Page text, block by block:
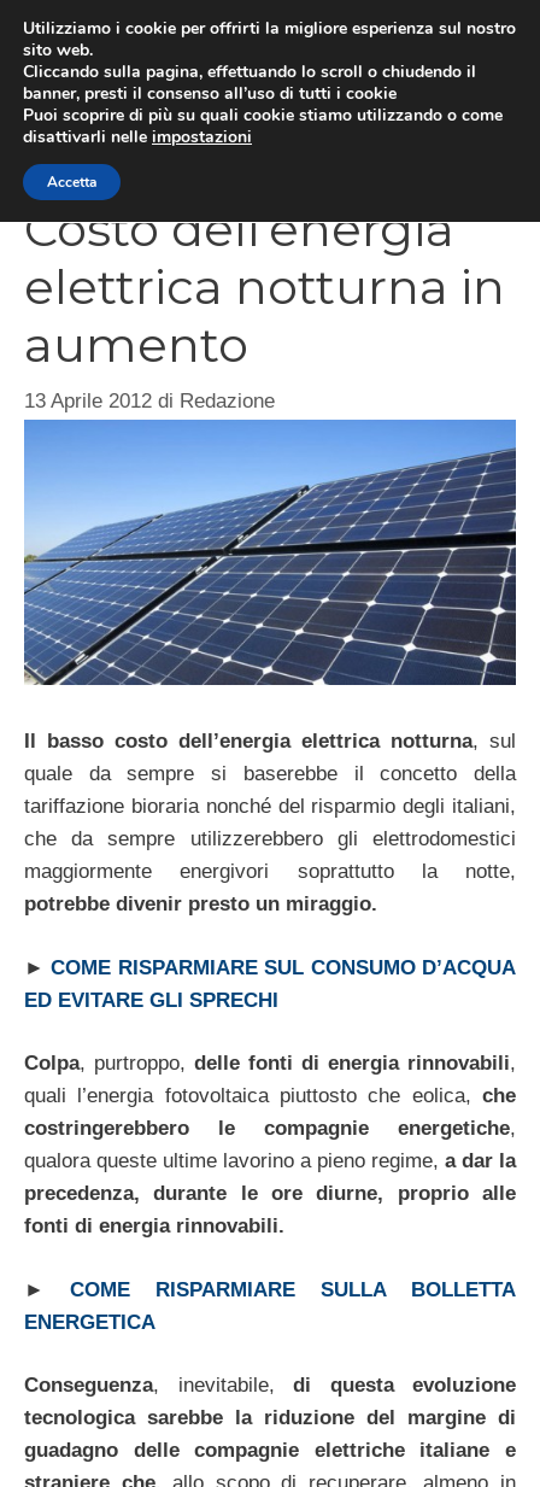
contenuto
Costo dell’energia
elettrica notturna in
aumento
13 Aprile 2012 di Redazione
Il basso costo dell’energia elettrica notturna, sul
quale da sempre si baserebbe il concetto della
tariffazione bioraria nonché del risparmio degli italiani,
che da sempre utilizzerebbero gli elettrodomestici
maggiormente energivori soprattutto la notte,
potrebbe divenir presto un miraggio.
►COME RISPARMIARE SUL CONSUMO D’ACQUA
ED EVITARE GLI SPRECHI
Colpa, purtroppo, delle fonti di energia rinnovabili,
quali l’energia fotovoltaica piuttosto che eolica, che
costringerebbero le compagnie energetiche,
qualora queste ultime lavorino a pieno regime, a dar la
precedenza, durante le ore diurne, proprio alle
fonti di energia rinnovabili.
► COME RISPARMIARE SULLA BOLLETTA
ENERGETICA
Conseguenza, inevitabile, di questa evoluzione
tecnologica sarebbe la riduzione del margine di
guadagno delle compagnie elettriche italiane e
Utilizziamo i cookie per offrirti la migliore esperienza sul nostro
sito web.
Cliccando sulla pagina, effettuando lo scroll o chiudendo il
banner, presti il consenso all’uso di tutti i cookie
Puoi scoprire di più su quali cookie stiamo utilizzando o come
disattivarli nelle impostazioni
Accetta